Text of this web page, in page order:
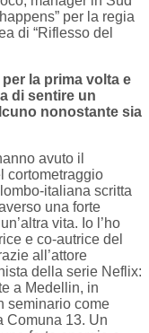
per la regia
di “Riflesso del
la prima volta e
di sentire un
nonostante sia
avuto il
cortometraggio
italiana scritta
una forte
vita. Io l’ho
e co-autrice del
all’attore
della serie Neflix:
a Medellin, in
seminario come
Comuna 13. Un